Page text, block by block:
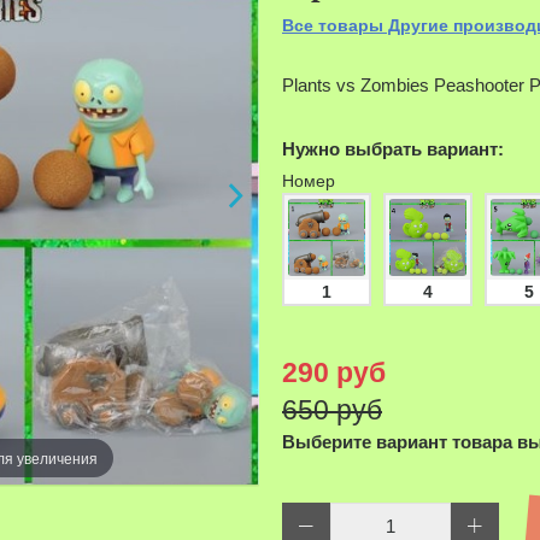
увеличения Наведите
Все товары Другие
Plants vs Zombies Peashooter
Нужно выбрать вариант:
Номер
1 4 5
290 руб
650 руб
Выберите вариант товара